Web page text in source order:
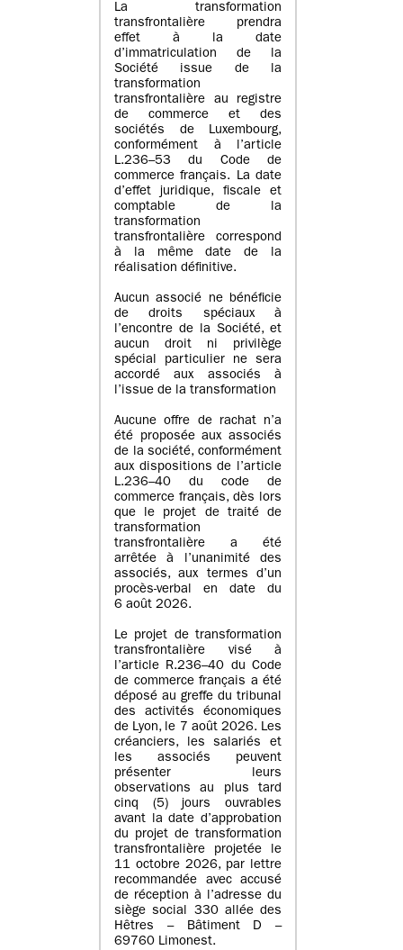
La transformation
transfrontalière prendra
effet à la date
d’immatriculation de la
Société issue de la
transformation
transfrontalière au registre
de commerce et des
sociétés de Luxembourg,
conformément à l’article
L.236–53 du Code de
commerce français. La date
d’effet juridique, fiscale et
comptable de la
transformation
transfrontalière correspond
à la même date de la
réalisation définitive.
Aucun associé ne bénéficie
de droits spéciaux à
l’encontre de la Société, et
aucun droit ni privilège
spécial particulier ne sera
accordé aux associés à
l’issue de la transformation
Aucune offre de rachat n’a
été proposée aux associés
de la société, conformément
aux dispositions de l’article
L.236–40 du code de
commerce français, dès lors
que le projet de traité de
transformation
transfrontalière a été
arrêtée à l’unanimité des
associés, aux termes d’un
procès-verbal en date du
6 août 2026.
Le projet de transformation
transfrontalière visé à
l’article R.236–40 du Code
de commerce français a été
déposé au greffe du tribunal
des activités économiques
de Lyon, le 7 août 2026. Les
créanciers, les salariés et
les associés peuvent
présenter leurs
observations au plus tard
cinq (5) jours ouvrables
avant la date d’approbation
du projet de transformation
transfrontalière projetée le
11 octobre 2026, par lettre
recommandée avec accusé
de réception à l’adresse du
siège social 330 allée des
Hêtres – Bâtiment D –
69760 Limonest.